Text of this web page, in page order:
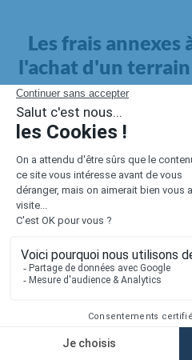
Les frais annexes
l'achat d'un
Il faut également intégrer à
pour la maison. Outre l'achat
faut prendre en compte la
proposée par le constructeur.
taxes éventuelles coûtent entre
localisation du
Quant auxfrais de notaire
Lorsque vous vous tournez
nécessaire de faire des
souvent coûteux et doivent